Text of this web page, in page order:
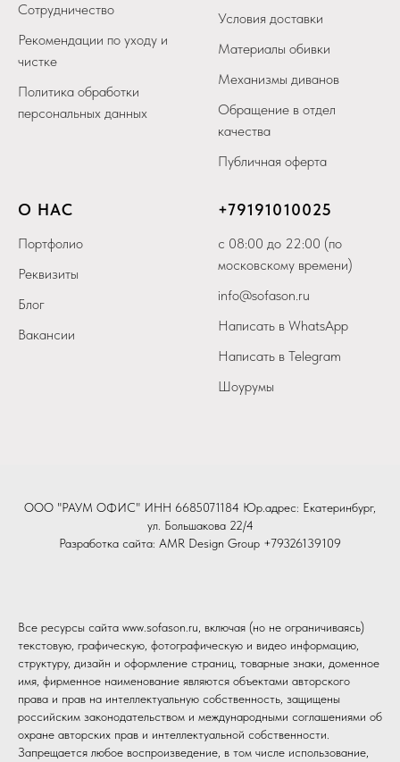
Сотрудничество
Рекомендации по уходу и
чистке
Политика обработки
персональных данных
Условия доставки
Материалы обивки
Механизмы диванов
Обращение в отдел
качества
Публичная оферта
О НАС
Портфолио
Реквизиты
Блог
Вакансии
+79191010025
с 08:00 до 22:00 (по
московскому времени)
info@sofason.ru
Написать в WhatsApp
Написать в Telegram
Шоурумы
ООО "РАУМ ОФИС" ИНН 6685071184 Юр.адрес: Екатеринбург,
ул. Большакова 22/4
Разработка сайта: AMR Design Group +79326139109
Все ресурсы сайта www.sofason.ru, включая (но не ограничиваясь)
текстовую, графическую, фотографическую и видео информацию,
структуру, дизайн и оформление страниц, товарные знаки, доменное
имя, фирменное наименование являются объектами авторского
права и прав на интеллектуальную собственность, защищены
российским законодательством и международными соглашениями об
охране авторских прав и интеллектуальной собственности.
Запрещается любое воспроизведение, в том числе использование,